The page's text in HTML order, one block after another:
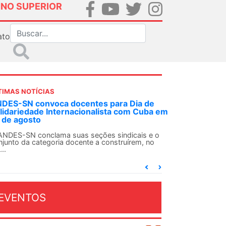
SUPERIOR
NOTÍCIAS
SN convoca docentes para Dia de
Internacionalista com Cuba em
de agosto
SN conclama suas seções sindicais e o
da categoria docente a construírem, no